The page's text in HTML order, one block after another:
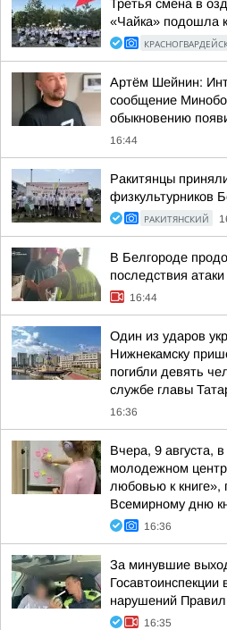
Третья смена в
«Чайка» подошла
Артём Шейнин:
сообщение
обыкновению
16:44
Ракитянцы
физкультурников
РАКИТЯНСКИЙ
В Белгороде
последствия
16:44
Один из ударов
Нижнекамску
погибли девять
службе главы
16:36
Вчера, 9 августа,
молодежном
любовью к книге»,
Всемирному дню
16:36
За минувшие
нарушений
16:35